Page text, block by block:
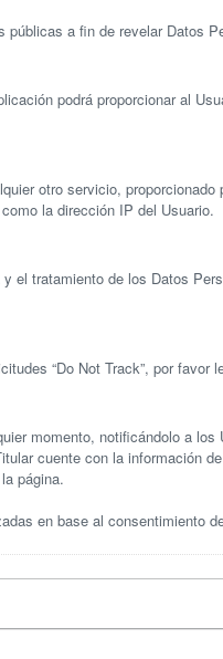
públicas a fin de revelar Datos
podrá proporcionar al
otro servicio,
la dirección IP del Usuario.
el tratamiento de los Datos
“Do Not Track”, por favor
momento, notificándolo a
cuente con la información
página.
en base al consentimiento